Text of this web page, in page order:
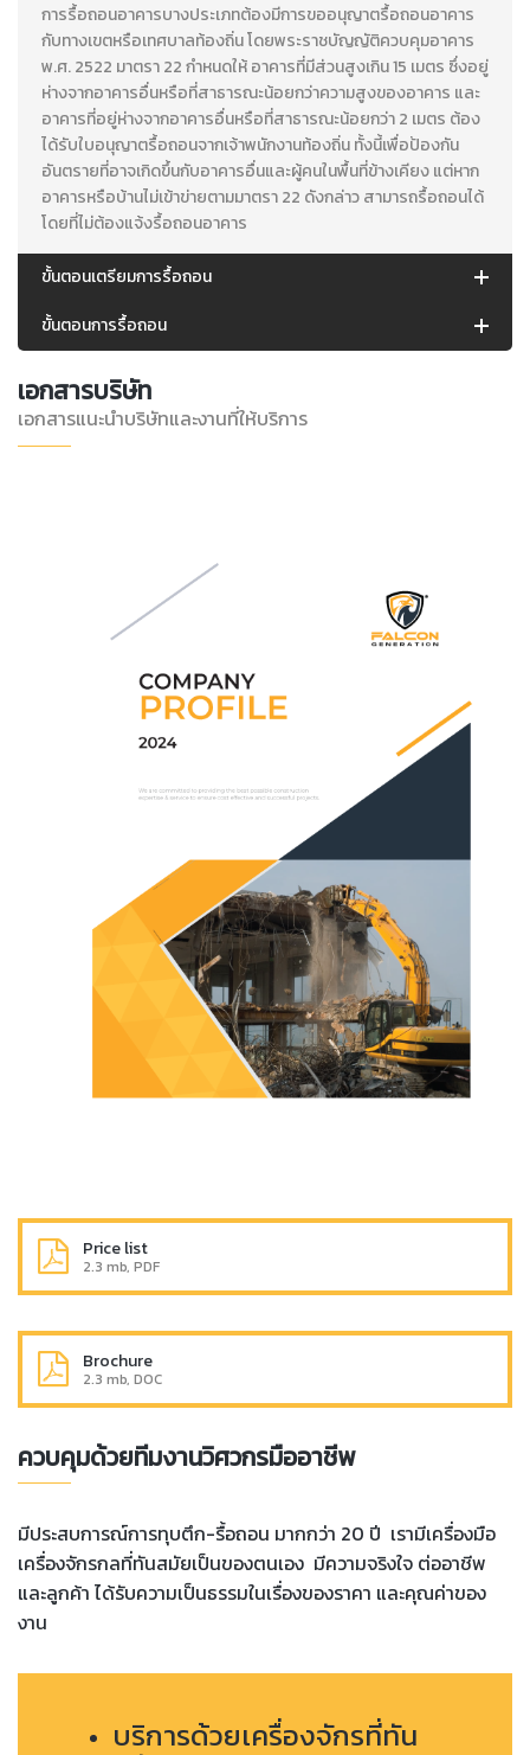
การรื้อถอนอาคารบางประเภทต้องมีการขออนุญาตรื้อถอนอาคาร
กับทางเขตหรือเทศบาลท้องถิ่น โดยพระราชบัญญัติควบคุมอาคาร
พ.ศ. 2522 มาตรา 22 กำหนดให้ อาคารที่มีส่วนสูงเกิน 15 เมตร ซึ่งอยู่
ห่างจากอาคารอื่นหรือที่สาธารณะน้อยกว่าความสูงของอาคาร และ
อาคารที่อยู่ห่างจากอาคารอื่นหรือที่สาธารณะน้อยกว่า 2 เมตร ต้อง
ได้รับใบอนุญาตรื้อถอนจากเจ้าพนักงานท้องถิ่น ทั้งนี้เพื่อป้องกัน
อันตรายที่อาจเกิดขึ้นกับอาคารอื่นและผู้คนในพื้นที่ข้างเคียง แต่หาก
อาคารหรือบ้านไม่เข้าข่ายตามมาตรา 22 ดังกล่าว สามารถรื้อถอนได้
โดยที่ไม่ต้องแจ้งรื้อถอนอาคาร
ขั้นตอนเตรียมการรื้อถอน
ขั้นตอนการรื้อถอน
เอกสารบริษัท
เอกสารแนะนำบริษัทและงานที่ให้บริการ
Price list
2.3 mb, PDF
Brochure
2.3 mb, DOC
ควบคุมด้วยทีมงานวิศวกรมืออาชีพ
มีประสบการณ์การทุบตึก-รื้อถอน มากกว่า 20 ปี เรามีเครื่องมือ
เครื่องจักรกลที่ทันสมัยเป็นของตนเอง มีความจริงใจ ต่ออาชีพ
และลูกค้า ได้รับความเป็นธรรมในเรื่องของราคา และคุณค่าของ
งาน
บริการด้วยเครื่องจักรที่ทัน